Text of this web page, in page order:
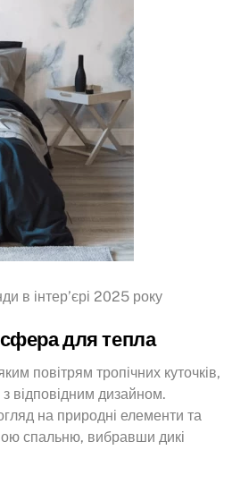
в інтер’єрі 2025 року
для тепла
повітрям тропічних куточків,
відповідним дизайном.
на природні елементи та
спальню, вибравши дикі